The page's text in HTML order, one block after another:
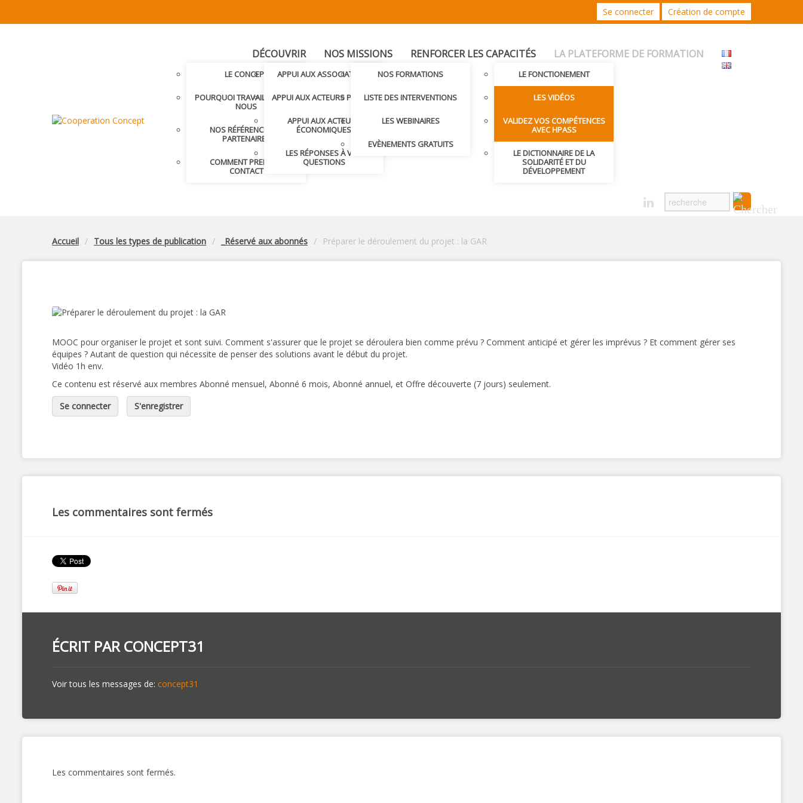
Se connecter Création de compte
DÉCOUVRIR
LE CONCEPT
POURQUOI TRAVAILLER AVEC
NOUS
NOS RÉFÉRENCES ET
PARTENAIRES
COMMENT PRENDRE
CONTACT
NOS MISSIONS
APPUI AUX ASSOCIATIONS
APPUI AUX ACTEURS PUBLICS
APPUI AUX ACTEURS
ÉCONOMIQUES
LES RÉPONSES À VOS
QUESTIONS
RENFORCER LES CAPACITÉS
NOS FORMATIONS
LISTE DES INTERVENTIONS
LES WEBINAIRES
EVÈNEMENTS GRATUITS
LA PLATEFORME DE FORMATION
LE FONCTIONEMENT
LES VIDÉOS
VALIDEZ VOS COMPÉTENCES
AVEC HPASS
LE DICTIONNAIRE DE LA
SOLIDARITÉ ET DU
DÉVELOPPEMENT
Accueil Tous les types de publication _Réservé aux abonnés Préparer le déroulement du projet : la GAR
MOOC pour organiser le projet et sont suivi. Comment s'assurer que le projet se déroulera bien comme prévu ? Comment anticipé et gérer les imprévus ? Et comment gérer ses
équipes ? Autant de question qui nécessite de penser des solutions avant le début du projet.
Vidéo 1h env.
Ce contenu est réservé aux membres Abonné mensuel, Abonné 6 mois, Abonné annuel, et Offre découverte (7 jours) seulement.
Se connecter
S'enregistrer
Les commentaires sont fermés
ÉCRIT PARCONCEPT31
Voir tous les messages de: concept31
Les commentaires sont fermés.